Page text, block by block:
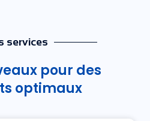
services
pour des
optimaux